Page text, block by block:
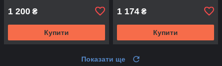
1 200 ₴
Купити
1 174 ₴
Купити
Показати ще